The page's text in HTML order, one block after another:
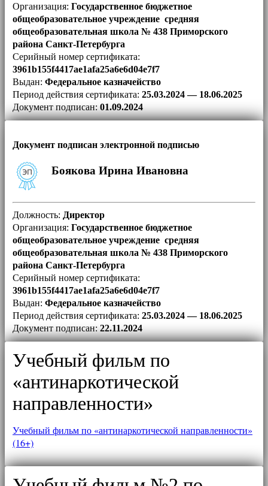
Организация: Государственное бюджетное
общеобразовательное учреждение средняя
общеобразовательная школа № 438 Приморского
района Санкт-Петербурга
Серийный номер сертификата:
3961b155f4417ae1afa25a6e6d04e7f7
Выдан: Федеральное казначейство
Период действия сертификата: 25.03.2024 — 18.06.2025
Документ подписан: 01.09.2024
Документ подписан электронной подписью
Боякова Ирина Ивановна
Должность: Директор
Организация: Государственное бюджетное
общеобразовательное учреждение средняя
общеобразовательная школа № 438 Приморского
района Санкт-Петербурга
Серийный номер сертификата:
3961b155f4417ae1afa25a6e6d04e7f7
Выдан: Федеральное казначейство
Период действия сертификата: 25.03.2024 — 18.06.2025
Документ подписан: 22.11.2024
Учебный фильм по
«антинаркотической
направленности»
Учебный фильм по «антинаркотической направленности»
(16+)